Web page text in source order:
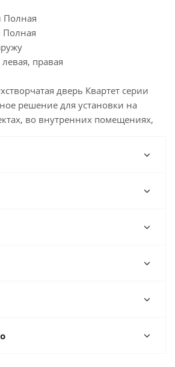
Полная
Полная
правая
дверь Квартет серии
решение для установки на
во внутренних помещениях,